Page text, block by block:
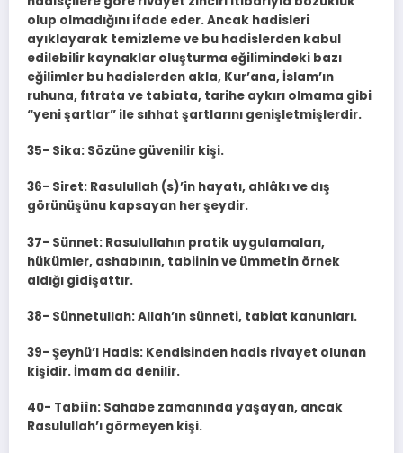
olup olmadığını ifade eder. Ancak hadisleri
ayıklayarak temizleme ve bu hadislerden kabul
edilebilir kaynaklar oluşturma eğilimindeki bazı
eğilimler bu hadislerden akla, Kur’ana, İslam’ın
ruhuna, fıtrata ve tabiata, tarihe aykırı olmama gibi
“yeni şartlar” ile sıhhat şartlarını genişletmişlerdir.
35- Sika: Sözüne güvenilir kişi.
36- Siret: Rasulullah (s)’in hayatı, ahlâkı ve dış
görünüşünu kapsayan her şeydir.
37- Sünnet: Rasulullahın pratik uygulamaları,
hükümler, ashabının, tabiinin ve ümmetin örnek
aldığı gidişattır.
38- Sünnetullah: Allah’ın sünneti, tabiat kanunları.
39- Şeyhü’l Hadis: Kendisinden hadis rivayet olunan
kişidir. İmam da denilir.
40- Tabiîn: Sahabe zamanında yaşayan, ancak
Rasulullah’ı görmeyen kişi.